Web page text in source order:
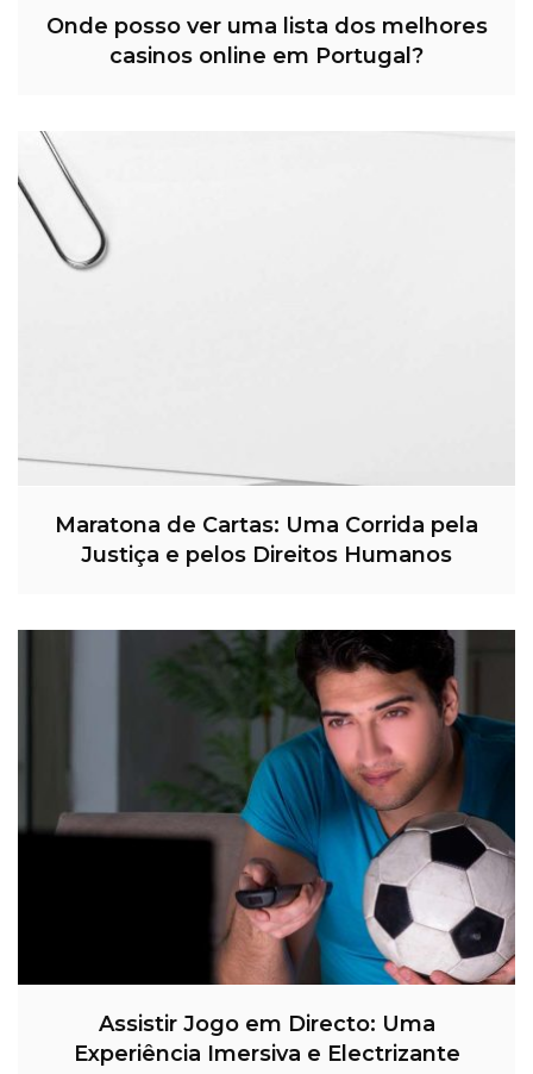
Onde posso ver uma lista dos melhores
casinos online em Portugal?
Maratona de Cartas: Uma Corrida pela
Justiça e pelos Direitos Humanos
Assistir Jogo em Directo: Uma
Experiência Imersiva e Electrizante